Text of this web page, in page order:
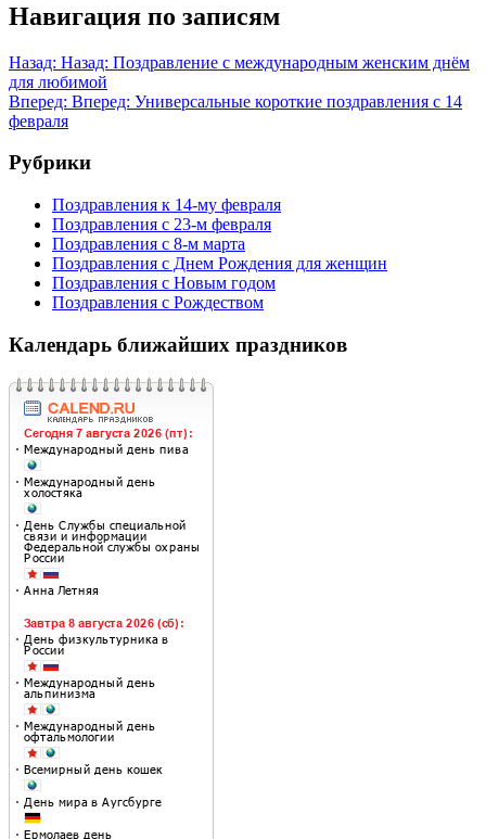
Навигация по записям
Назад: Назад: Поздравление с международным женским днём
для любимой
Вперед: Вперед: Универсальные короткие поздравления с 14
февраля
Рубрики
Поздравления к 14-му февраля
Поздравления с 23-м февраля
Поздравления с 8-м марта
Поздравления с Днем Рождения для женщин
Поздравления с Новым годом
Поздравления с Рождеством
Календарь ближайших праздников